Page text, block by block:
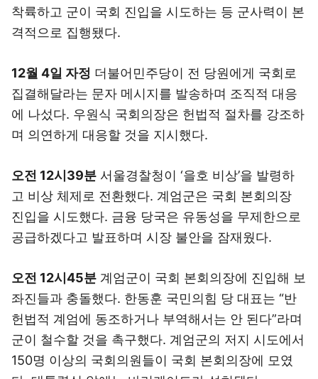
착륙하고 군이 국회 진입을 시도하는 등 군사력이 본
격적으로 집행됐다.
12월 4일 자정 더불어민주당이 전 당원에게 국회로
집결해달라는 문자 메시지를 발송하며 조직적 대응
에 나섰다. 우원식 국회의장은 헌법적 절차를 강조하
며 의연하게 대응할 것을 지시했다.
오전 12시39분 서울경찰청이 ‘을호 비상’을 발령하
고 비상 체제로 전환했다. 계엄군은 국회 본회의장
진입을 시도했다. 금융 당국은 유동성을 무제한으로
공급하겠다고 발표하며 시장 불안을 잠재웠다.
오전 12시45분 계엄군이 국회 본회의장에 진입해 보
좌진들과 충돌했다. 한동훈 국민의힘 당 대표는 “반
헌법적 계엄에 동조하거나 부역해서는 안 된다”라며
군이 철수할 것을 촉구했다. 계엄군의 저지 시도에서
150명 이상의 국회의원들이 국회 본회의장에 모였